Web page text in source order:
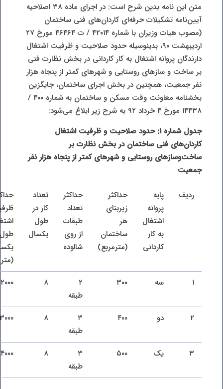
متن این نامه بدین شرح است: در اجرای ماده ۳۸ اصلاحیه
آیین‌نامه تشکیلات حرفه‌ای کاردان‌های فنی ساختمان
(مصوب هیات وزیران با شماره ۴۲۰۱۴ / ت ۴۶۴۶۴ مورخ ۲۷
اردیبهشت ۹۰، بدینوسیله حدود صلاحیت و ظرفیت اشتغال
دارندگان پروانه اشتغال به کار کاردانی در بخش نظارت فنی
بر ساخت و سازهای روستایی و شهرهای کمتر از پنجاه هزار
نفر جمعیت، همچنین در بخش اجرای ساختمان، جایگزین
بخشنامه معاونت وقت مسکن و ساختمان به شماره ۴۰۰ /
۱۴۴۳۸ مورخ ۴ خرداد ۹۲ به شرح زیر ابلاغ می‌شود:
جدول شماره۱: حدود صلاحیت و ظرفیت اشتغال
کاردان‌های فنی ساختمان در بخش نظارت بر
ساخت‌وسازهای روستایی و شهرهای کمتر از پنجاه هزار نفر
جمعیت
ردیف
پایه
پروانه
اشتغال
به کار
کاردانی
حداکثر
زیربنای
هر
ساختمان
(مترمربع)
حداکثر
تعداد
طبقات
از روی
شالوده
تعداد
کار در
طول
یکسال
۱
سه ۳۰۰
۲
طبقه
۸ ۲۰۰۰
۲ دو ۴۰۰
۳
طبقه
۸
۳ یک ۵۰۰
۳
طبقه
۸ ۴۰۰۰